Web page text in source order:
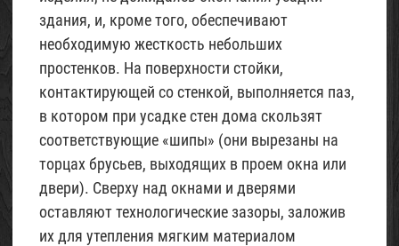
здания, и, кроме того, обеспечивают
необходимую жесткость небольших
простенков. На поверхности стойки,
контактирующей со стенкой, выполняется паз,
в котором при усадке стен дома скользят
соответствующие «шипы» (они вырезаны на
торцах брусьев, выходящих в проем окна или
двери). Сверху над окнами и дверями
оставляют технологические зазоры, заложив
их для утепления мягким материалом